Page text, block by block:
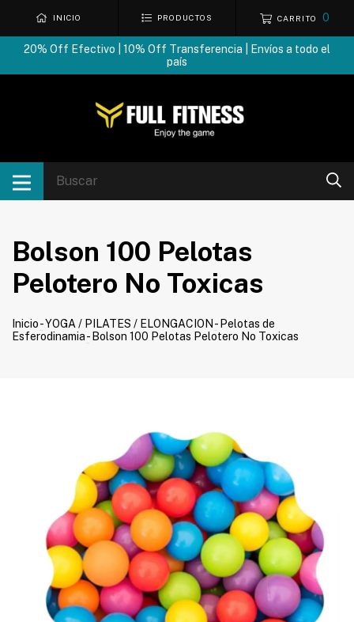
INICIO PRODUCTOS CARRITO 0
20% Off Efectivo | 10% Off Transferencia | Envíos a todo el
país
Bolson 100 Pelotas
Pelotero No Toxicas
Inicio-YOGA / PILATES / ELONGACION - Pelotas de
Esferodinamia- Bolson 100 Pelotas Pelotero No Toxicas